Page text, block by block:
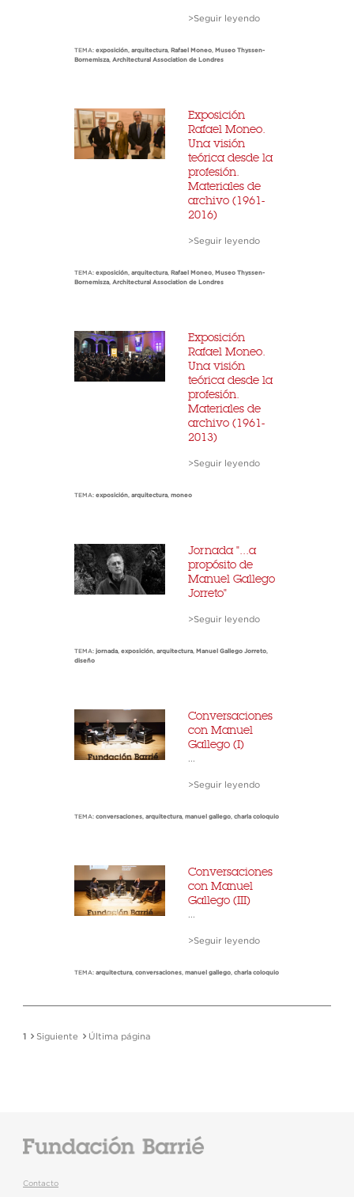
>Seguir leyendo
TEMA: exposición, arquitectura, Rafael Moneo, Museo Thyssen-
Bornemisza, Architectural Association de Londres
Exposición
Rafael Moneo.
Una visión
teórica desde la
profesión.
Materiales de
archivo (1961-
2016)
>Seguir leyendo
TEMA: exposición, arquitectura, Rafael Moneo, Museo Thyssen-
Bornemisza, Architectural Association de Londres
Exposición
Rafael Moneo.
Una visión
teórica desde la
profesión.
Materiales de
archivo (1961-
2013)
>Seguir leyendo
TEMA: exposición, arquitectura, moneo
Jornada "...a
propósito de
Manuel Gallego
Jorreto"
>Seguir leyendo
TEMA: jornada, exposición, arquitectura, Manuel Gallego Jorreto,
diseño
Conversaciones
con Manuel
Gallego (I)
>Seguir leyendo
TEMA: conversaciones, arquitectura, manuel gallego, charla coloquio
Conversaciones
con Manuel
Gallego (III)
>Seguir leyendo
TEMA: arquitectura, conversaciones, manuel gallego, charla coloquio
1 Siguiente Última página
Contacto